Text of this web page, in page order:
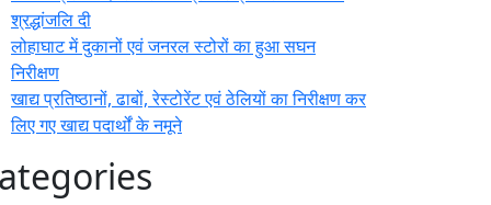
श्रद्धांजलि दी
लोहाघाट में दुकानों एवं जनरल स्टोरों का हुआ सघन
निरीक्षण
खाद्य प्रतिष्ठानों, ढाबों, रेस्टोरेंट एवं ठेलियों का निरीक्षण कर
लिए गए खाद्य पदार्थों के नमूने